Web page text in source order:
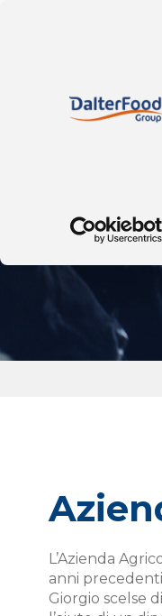
L’Azienda
anni
Giorgio scelse